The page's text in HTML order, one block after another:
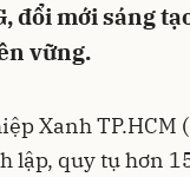
đổi mới sáng
vững.
Xanh TP.HCM
lập, quy tụ hơn